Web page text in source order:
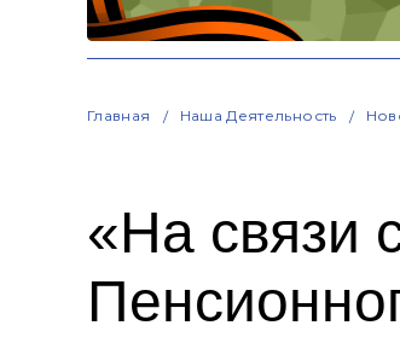
Главная Наша Деятельность
«На связи